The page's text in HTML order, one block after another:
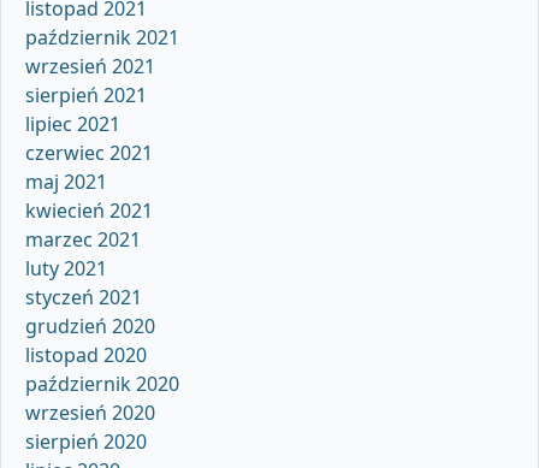
listopad 2021
październik 2021
wrzesień 2021
sierpień 2021
lipiec 2021
czerwiec 2021
maj 2021
kwiecień 2021
marzec 2021
luty 2021
styczeń 2021
grudzień 2020
listopad 2020
październik 2020
wrzesień 2020
sierpień 2020